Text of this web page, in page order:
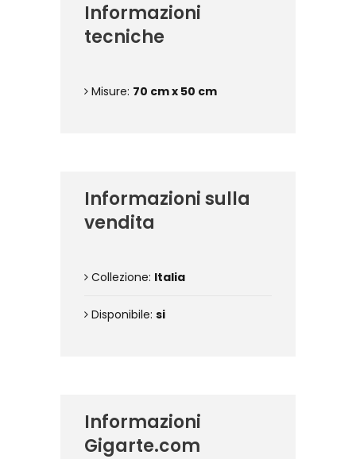
Informazioni
tecniche
Misure: 70 cm x 50 cm
Informazioni sulla
vendita
Collezione: Italia
Disponibile: si
Informazioni
Gigarte.com